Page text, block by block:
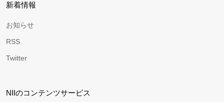
新着情報
お知らせ
RSS
Twitter
NIIのコンテンツサービス